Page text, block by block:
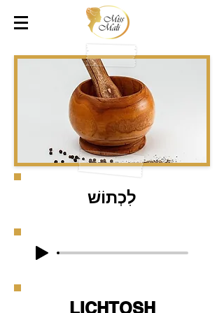
לִכְתוֹשׁ
LICHTOSH